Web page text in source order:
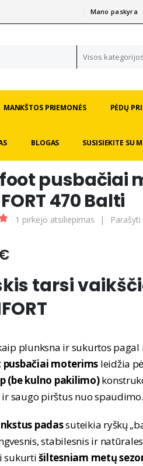
Mano paskyra
Visos kategorijos
MANKŠTOS PRIEMONĖS PĖDŲ
BLOGAS SUSISIEKITE SU
pusbačiai
470 Balti
1 pirkėjo atsiliepimas |
tarsi
plunksna ir sukurtos
moterims leidžia
(be kulno pakilimo)
ir saugo pirštus nuo spaudimo.
padassuteikia ryškų
stabilesnis ir
sukurtišiltesniam metų